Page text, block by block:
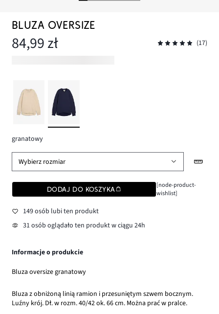
BLUZA OVERSIZE
84,99 zł (17)
granatowy
Wybierz rozmiar
DODAJ DO KOSZYKA
[node-product-
wishlist]
149 osób lubi ten produkt
31 osób oglądało ten produkt w ciągu 24h
Informacje o produkcie
Bluza oversize granatowy
Bluza z obniżoną linią ramion i przesuniętym szwem bocznym.
Luźny krój. Dł. w rozm. 40/42 ok. 66 cm. Można prać w pralce.